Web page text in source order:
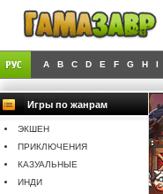
A B C D E F G H I
Игры по жанрам
ЭКШЕН
ПРИКЛЮЧЕНИЯ
КАЗУАЛЬНЫЕ
ИНДИ